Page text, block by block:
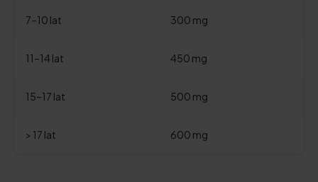
7–10 lat 300 mg
11–14 lat 450 mg
15–17 lat 500 mg
> 17 lat 600 mg